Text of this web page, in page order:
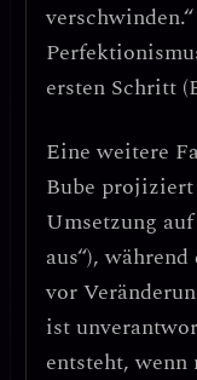
verschwinden.“
ersten Schritt
Eine weitere
Bube
Umsetzung
aus“),
vor
ist
entsteht, wenn